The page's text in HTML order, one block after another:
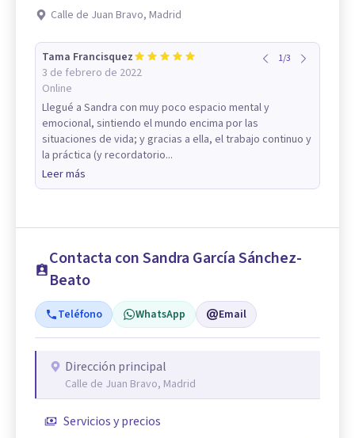
Calle de Juan Bravo, Madrid
Tama Francisquez
3 de febrero de 2022
Online
1/3
Llegué a Sandra con muy poco espacio mental y
emocional, sintiendo el mundo encima por las
situaciones de vida; y gracias a ella, el trabajo continuo y
la práctica (y recordatorio...
Leer más
Contacta con Sandra García Sánchez-
Beato
Teléfono WhatsApp Email
Dirección principal
Calle de Juan Bravo, Madrid
Servicios y precios